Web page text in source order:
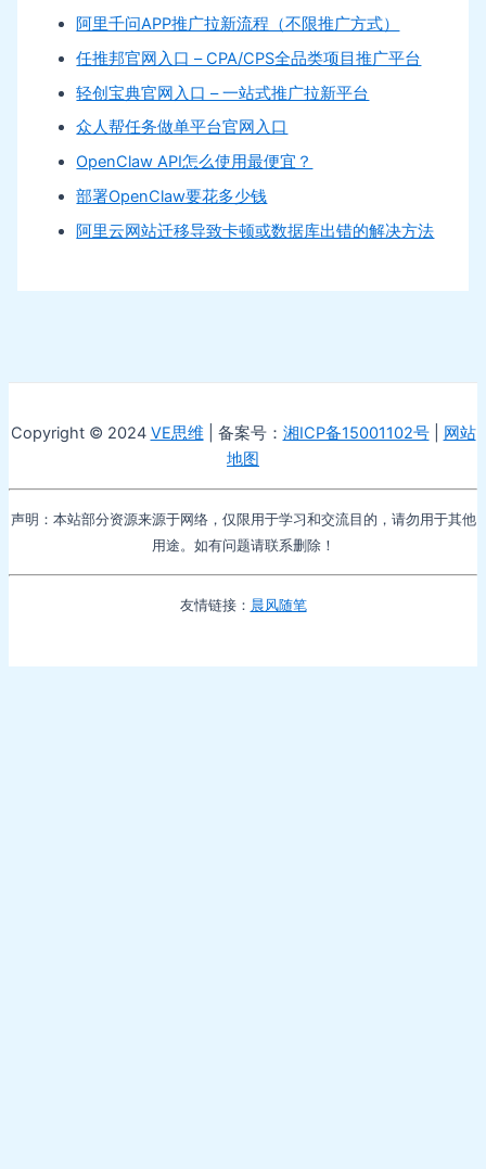
阿里千问APP推广拉新流程（不限推广方式）
任推邦官网入口 – CPA/CPS全品类项目推广平台
轻创宝典官网入口 – 一站式推广拉新平台
众人帮任务做单平台官网入口
OpenClaw API怎么使用最便宜？
部署OpenClaw要花多少钱
阿里云网站迁移导致卡顿或数据库出错的解决方法
Copyright © 2024 VE思维 | 备案号： 湘ICP备15001102号| 网站
地图
声明：本站部分资源来源于网络，仅限用于学习和交流目的，请勿用于其他
用途。如有问题请联系删除！
友情链接： 晨风随笔